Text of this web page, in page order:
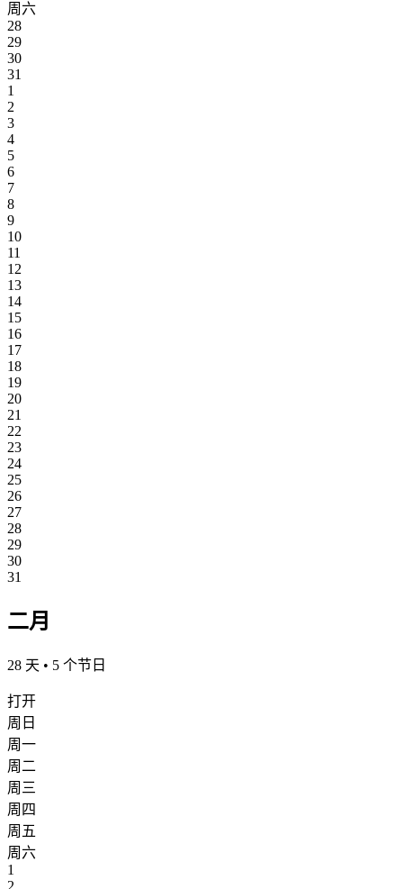
周六
28
29
30
31
1
2
3
4
5
6
7
8
9
10
11
12
13
14
15
16
17
18
19
20
21
22
23
24
25
26
27
28
29
30
31
二月
28 天 • 5 个节日
打开
周日
周一
周二
周三
周四
周五
周六
1
2